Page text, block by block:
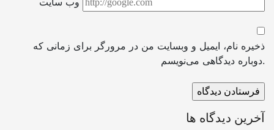
ذخیره نام، ایمیل و وبسایت من در مرورگر برای زمانی که
دوباره دیدگاهی می‌نویسم.
آخرین دیدگاه ها